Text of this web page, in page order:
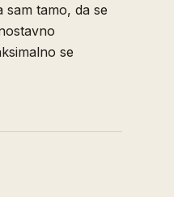
sam tamo, da se
se